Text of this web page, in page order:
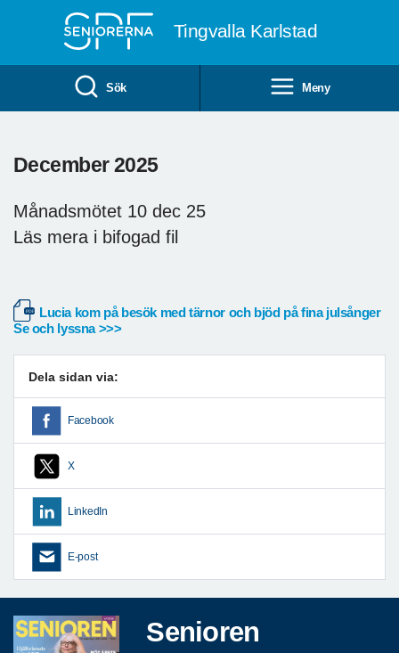
Tingvalla Karlstad
Sök Meny
December 2025
Månadsmötet 10 dec 25
Läs mera i bifogad fil
Lucia kom på besök med tärnor och bjöd på fina julsånger
Se och lyssna >>>
Dela sidan via:
Facebook
X
LinkedIn
E-post
Senioren